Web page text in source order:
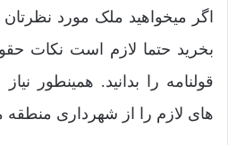
اگر میخواهید ملک مورد
بخرید حتما لازم است نکات
قولنامه را بدانید. همینطور
های لازم را از شهرداری منطقه